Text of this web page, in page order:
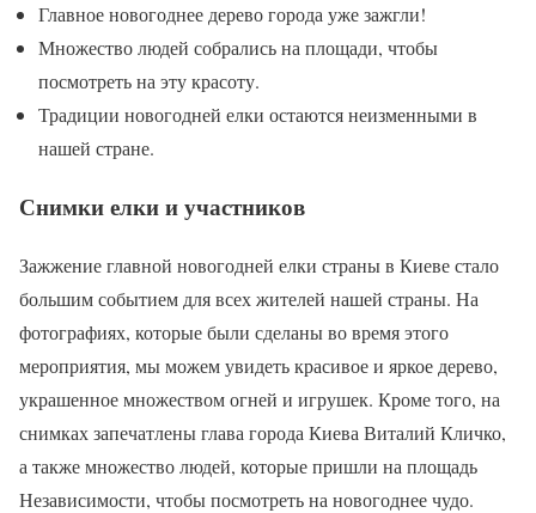
Главное новогоднее дерево города уже зажгли!
Множество людей собрались на площади, чтобы
посмотреть на эту красоту.
Традиции новогодней елки остаются неизменными в
нашей стране.
Снимки елки и участников
Зажжение главной новогодней елки страны в Киеве стало
большим событием для всех жителей нашей страны. На
фотографиях, которые были сделаны во время этого
мероприятия, мы можем увидеть красивое и яркое дерево,
украшенное множеством огней и игрушек. Кроме того, на
снимках запечатлены глава города Киева Виталий Кличко,
а также множество людей, которые пришли на площадь
Независимости, чтобы посмотреть на новогоднее чудо.